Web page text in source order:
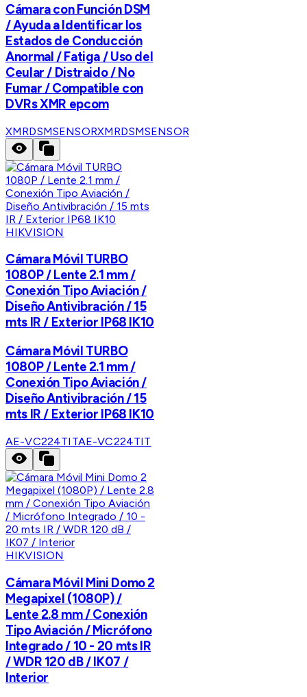
Cámara con Función DSM
/ Ayuda a Identificar los
Estados de Conducción
Anormal / Fatiga / Uso del
Ceular / Distraido / No
Fumar / Compatible con
DVRs XMR epcom
XMRDSMSENSORXMRDSMSENSOR
HIKVISION
Cámara Móvil TURBO
1080P / Lente 2.1 mm /
Conexión Tipo Aviación /
Diseño Antivibración / 15
mts IR / Exterior IP68 IK10
Cámara Móvil TURBO
1080P / Lente 2.1 mm /
Conexión Tipo Aviación /
Diseño Antivibración / 15
mts IR / Exterior IP68 IK10
AE-VC224TITAE-VC224TIT
HIKVISION
Cámara Móvil Mini Domo 2
Megapixel (1080P) /
Lente 2.8 mm / Conexión
Tipo Aviación / Micrófono
Integrado / 10 - 20 mts IR
/ WDR 120 dB / IK07 /
Interior